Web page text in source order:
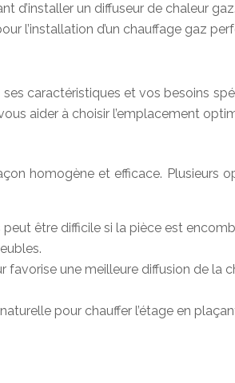
d’installer un diffuseur de chaleur
l’installation d’un chauffage gaz
caractéristiques et vos besoins
aider à choisir l’emplacement
homogène et efficace. Plusieurs
être difficile si la pièce est
favorise une meilleure diffusion de la
pour chauffer l’étage en